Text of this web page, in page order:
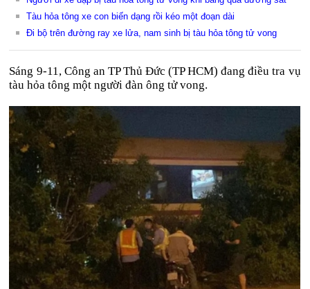
Tàu hỏa tông xe con biến dạng rồi kéo một đoạn dài
Đi bộ trên đường ray xe lửa, nam sinh bị tàu hỏa tông tử vong
Sáng 9-11, Công an TP Thủ Đức (TP HCM) đang điều tra vụ
tàu hỏa tông một người đàn ông tử vong.